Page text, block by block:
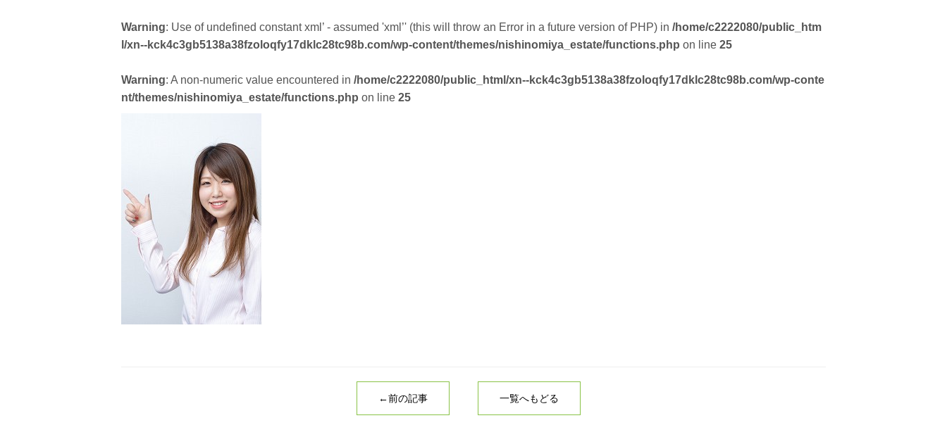
Warning: Use of undefined constant xml’ - assumed 'xml’' (this will throw an Error in a future version of PHP) in /home/c2222080/public_htm
l/xn--kck4c3gb5138a38fzoloqfy17dklc28tc98b.com/wp-content/themes/nishinomiya_estate/functions.php on line 25
Warning: A non-numeric value encountered in /home/c2222080/public_html/xn--kck4c3gb5138a38fzoloqfy17dklc28tc98b.com/wp-conte
nt/themes/nishinomiya_estate/functions.php on line 25
←前の記事 一覧へもどる